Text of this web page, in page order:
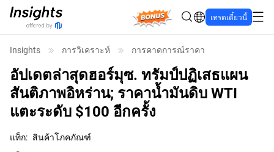
Bonus เทรดเดี๋ยวนี้
Insights การวิเคราะห์ การคาดการณ์ราคา
อัปเดตล่าสุดฮอร์มุซ. ทรัมป์ปฏิเสธแผน
สันติภาพอิหร่าน; ราคาน้ำมันดิบ WTI
แตะระดับ $100 อีกครั้ง
แท็ก: สินค้าโภคภัณฑ์